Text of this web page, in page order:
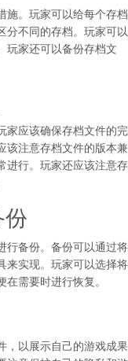
施。玩家可以给每个存档
分不同的存档。玩家可以
玩家还可以备份存档文
家应该确保存档文件的完
该注意存档文件的版本兼
进行。玩家还应该注意存
行备份。备份可以通过将
来实现。玩家可以选择将
需要时进行恢复。
，以展示自己的游戏成果